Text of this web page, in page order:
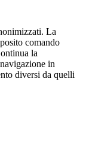
La
comando
la
in
diversi da quelli